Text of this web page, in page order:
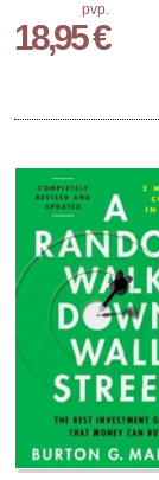
pvp.
18,95 €